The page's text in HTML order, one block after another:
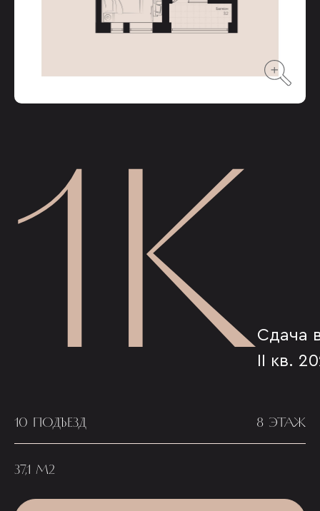
1КСдача
II кв.
10 ПОДЪЕЗД 8 ЭТАЖ
37,1 М2